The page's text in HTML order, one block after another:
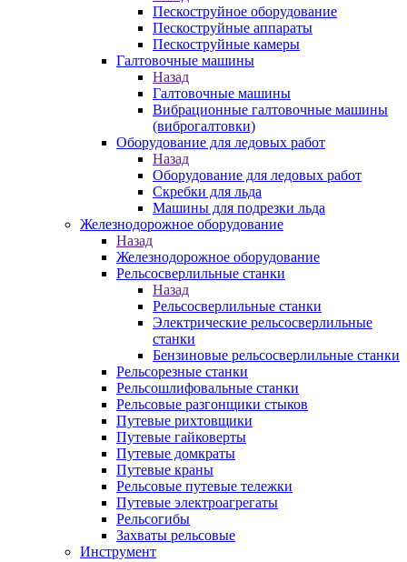
Пескоструйное оборудование
Пескоструйные аппараты
Пескоструйные камеры
Галтовочные машины
Назад
Галтовочные машины
Вибрационные галтовочные машины
(виброгалтовки)
Оборудование для ледовых работ
Назад
Оборудование для ледовых работ
Скребки для льда
Машины для подрезки льда
Железнодорожное оборудование
Назад
Железнодорожное оборудование
Рельсосверлильные станки
Назад
Рельсосверлильные станки
Электрические рельсосверлильные
станки
Бензиновые рельсосверлильные станки
Рельсорезные станки
Рельсошлифовальные станки
Рельсовые разгонщики стыков
Путевые рихтовщики
Путевые гайковерты
Путевые домкраты
Путевые краны
Рельсовые путевые тележки
Путевые электроагрегаты
Рельсогибы
Захваты рельсовые
Инструмент